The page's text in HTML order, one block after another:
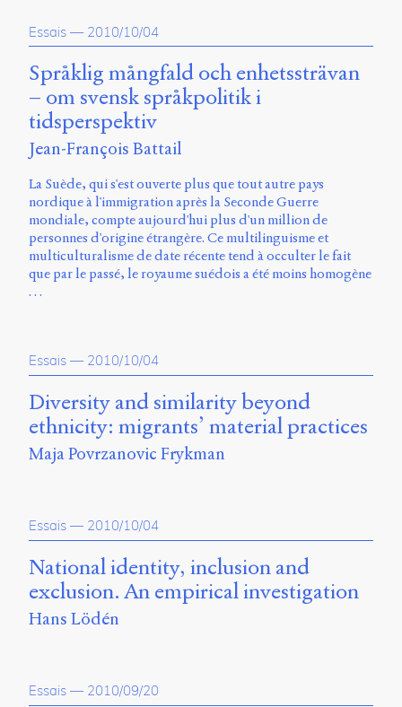
Essais — 2010/10/04
Språklig mångfald och enhetssträvan
– om svensk språkpolitik i
tidsperspektiv
Jean-François Battail
La Suède, qui s'est ouverte plus que tout autre pays
nordique à l'immigration après la Seconde Guerre
mondiale, compte aujourd'hui plus d'un million de
personnes d'origine étrangère. Ce multilinguisme et
multiculturalisme de date récente tend à occulter le fait
que par le passé, le royaume suédois a été moins homogène
…
Essais — 2010/10/04
Diversity and similarity beyond
ethnicity: migrants’ material practices
Maja Povrzanovic Frykman
Essais — 2010/10/04
National identity, inclusion and
exclusion. An empirical investigation
Hans Lödén
Essais — 2010/09/20